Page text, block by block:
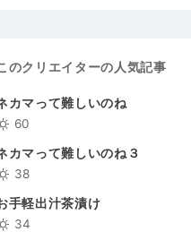
のクリエイターの人気記事
カマって難しいのね
60
カマって難しいのね３
38
手軽出汁茶漬け
34